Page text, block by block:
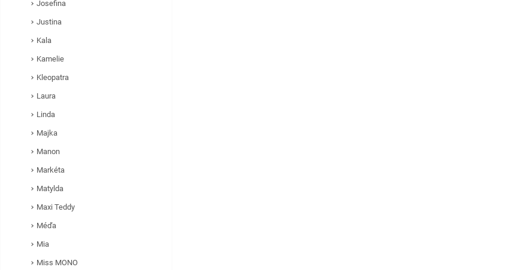
Josefina
Justina
Kala
Kamelie
Kleopatra
Laura
Linda
Majka
Manon
Markéta
Matylda
Maxi Teddy
Méďa
Mia
Miss MONO